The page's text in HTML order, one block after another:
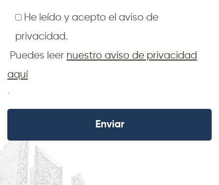
He leído y acepto el aviso de
privacidad.
Puedes leer nuestro aviso de privacidad
aquí
.